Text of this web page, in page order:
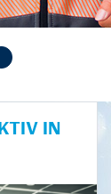
IN